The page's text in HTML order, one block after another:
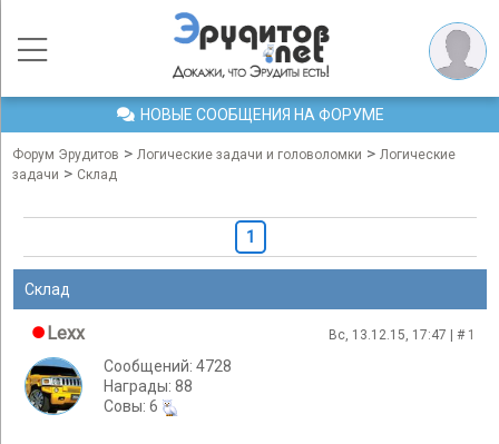
НОВЫЕ СООБЩЕНИЯ НА ФОРУМЕ
Форум Эрудитов > Логические задачи и головоломки > Логические
задачи > Склад
1
Склад
Lexx Вс, 13.12.15, 17:47 | # 1
Сообщений: 4728
Награды: 88
Cовы: 6